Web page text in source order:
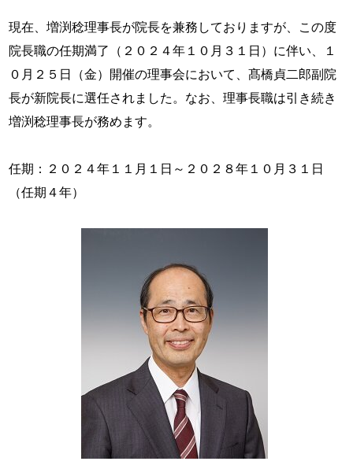
現在、増渕稔理事長が院長を兼務しておりますが、この度
院長職の任期満了（２０２４年１０月３１日）に伴い、１
０月２５日（金）開催の理事会において、髙橋貞二郎副院
長が新院長に選任されました。なお、理事長職は引き続き
増渕稔理事長が務めます。
任期：２０２４年１１月１日～２０２８年１０月３１日
（任期４年）